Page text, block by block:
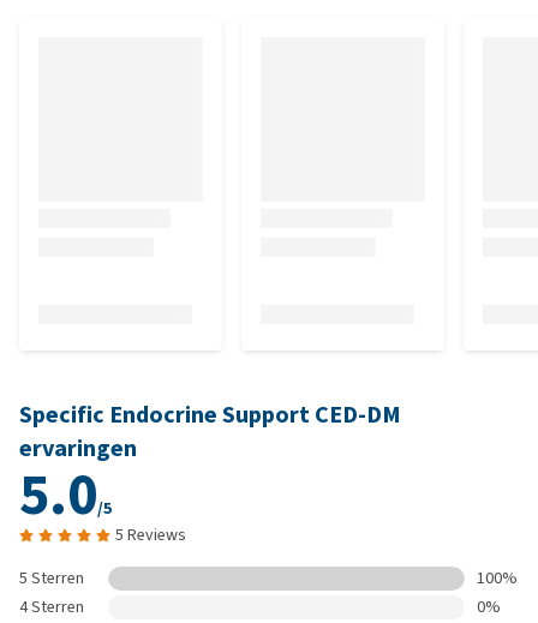
Specific Endocrine Support CED-DM
ervaringen
5.0/5
5 Reviews
5 Sterren
100%
4 Sterren
0%